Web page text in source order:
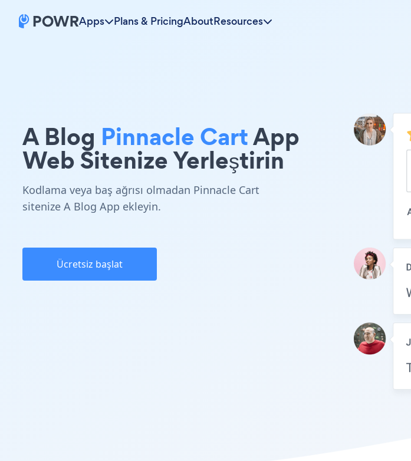
Apps Plans & PricingAboutResources
A Blog Pinnacle CartApp
Web Sitenize Yerleştirin
Kodlama veya baş ağrısı olmadan Pinnacle Cart
sitenize A Blog App ekleyin.
Ücretsiz başlat